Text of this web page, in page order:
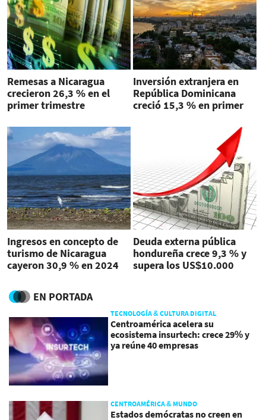
Remesas a Nicaragua
crecieron 26,3 % en el
primer trimestre
Inversión extranjera en
República Dominicana
creció 15,3 % en primer
Ingresos en concepto de
turismo de Nicaragua
cayeron 30,9 % en 2024
Deuda externa pública
hondureña crece 9,3 % y
supera los US$10.000
EN PORTADA
TECNOLOGÍA & CULTURA DIGITAL
Centroamérica acelera su
ecosistema insurtech: crece 29% y
ya reúne 40 empresas
CENTROAMÉRICA & MUNDO
Estados demócratas no creen en